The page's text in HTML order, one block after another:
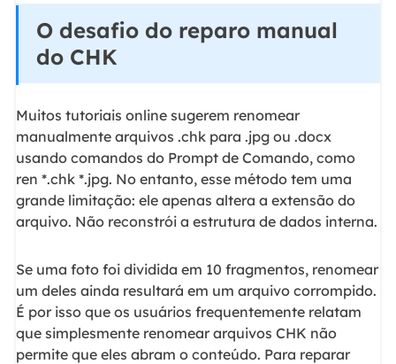
O desafio do reparo manual
do CHK
Muitos tutoriais online sugerem renomear
manualmente arquivos .chk para .jpg ou .docx
usando comandos do Prompt de Comando, como
ren *.chk *.jpg. No entanto, esse método tem uma
grande limitação: ele apenas altera a extensão do
arquivo. Não reconstrói a estrutura de dados interna.
Se uma foto foi dividida em 10 fragmentos, renomear
um deles ainda resultará em um arquivo corrompido.
É por isso que os usuários frequentemente relatam
que simplesmente renomear arquivos CHK não
permite que eles abram o conteúdo. Para reparar